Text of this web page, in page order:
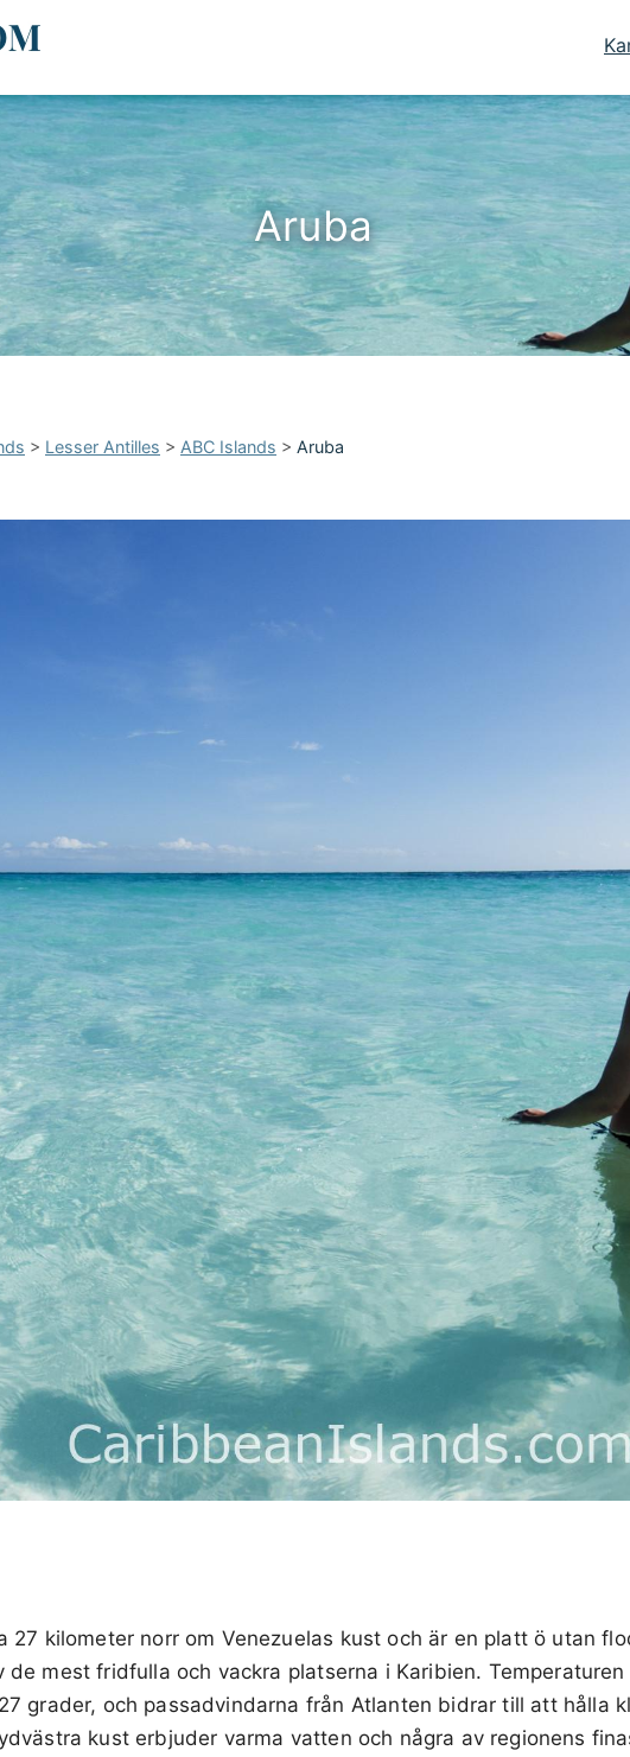
Aruba
> Lesser Antilles > ABC Islands > Aruba
27 kilometer norr om Venezuelas kust och är en platt ö utan
de mest fridfulla och vackra platserna i Karibien.
grader, och passadvindarna från Atlanten bidrar till att hålla
kust erbjuder varma vatten och några av regionens